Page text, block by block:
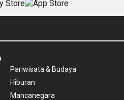
Pariwisata & Budaya
Hiburan
Mancanegara